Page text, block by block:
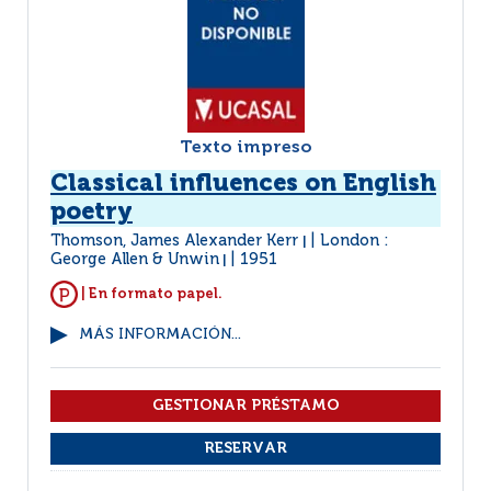
Texto impreso
Classical influences on English
poetry
Thomson, James Alexander Kerr
London :
George Allen & Unwin
1951
| En formato papel.
MÁS INFORMACIÓN...